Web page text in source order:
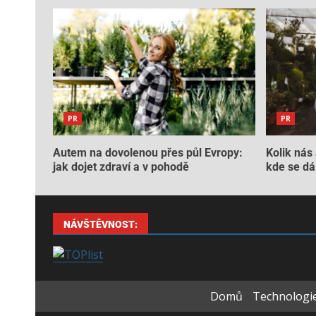
PR
Autem na dovolenou přes půl Evropy:
jak dojet zdraví a v pohodě
PR
Kolik nás
kde se
NÁVŠTĚVNOST:
Domů